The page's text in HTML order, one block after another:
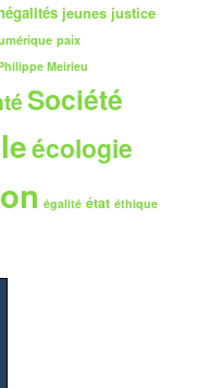
jeunes justice
paix
Meirieu
Société
écologie
égalité état éthique